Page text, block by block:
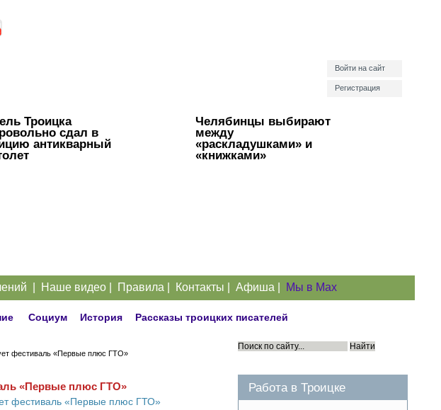
Войти на сайт
Регистрация
Троицка
сдал в
антикварный
Челябинцы выбирают
между
«раскладушками» и
«книжками»
Наше видео| Правила Контакты Афиша Мы в Max
Социум История Рассказы троицких писателей
фестиваль «Первые плюс ГТО»
«Первые плюс ГТО» Работа в Троицке